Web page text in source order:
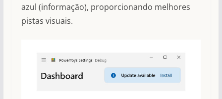
azul (informação), proporcionando melhores
pistas visuais.